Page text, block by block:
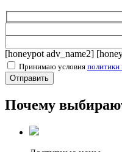
[honeypot adv_name2]
Принимаю условия политики
Почему